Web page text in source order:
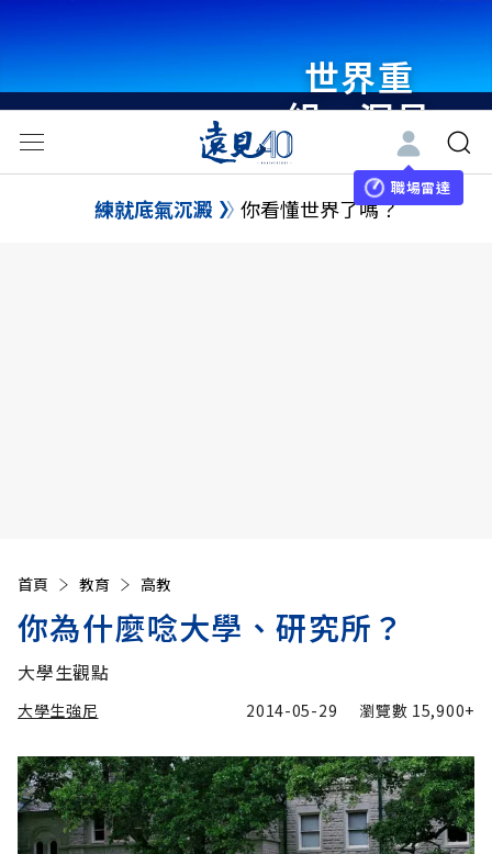
世界重
組・洞見
未來 與
世界領袖
職場雷達
練就底氣沉澱 你看懂世界了嗎？
首頁 教育 高教
你為什麼唸大學、研究所？
大學生觀點
大學生強尼 2014-05-29 瀏覽數 15,900+